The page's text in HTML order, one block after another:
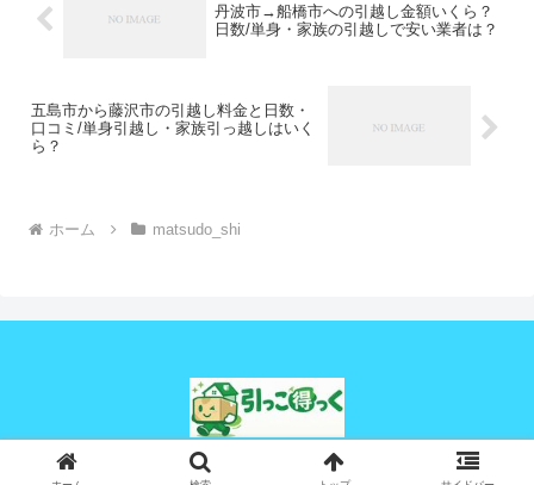
丹波市→船橋市への引越し金額いくら？
日数/単身・家族の引越しで安い業者は？
五島市から藤沢市の引越し料金と日数・
口コミ/単身引越し・家族引っ越しはいく
ら？
ホーム matsudo_shi
© 2024 引っこ得っく.